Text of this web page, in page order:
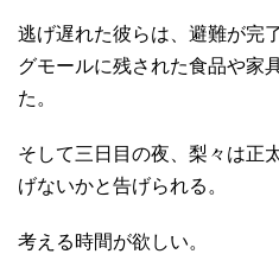
逃げ遅れた彼らは、避難が完
グモールに残された食品や家
た。
そして三日目の夜、梨々は正
げないかと告げられる。
考える時間が欲しい。